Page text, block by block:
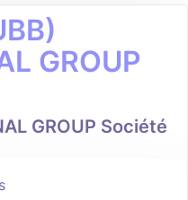
GROUP
GROUP Société